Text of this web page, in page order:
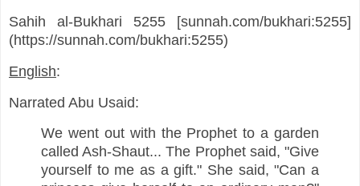
Sahih al-Bukhari 5255 [sunnah.com/bukhari:5255]
(https://sunnah.com/bukhari:5255)
English:
Narrated Abu Usaid:
We went out with the Prophet to a garden
called Ash-Shaut... The Prophet said, "Give
yourself to me as a gift." She said, "Can a